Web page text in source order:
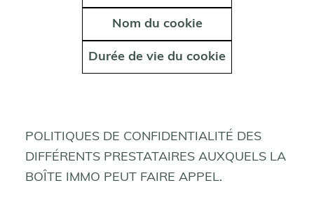
Nom du cookie
Durée de vie du cookie
POLITIQUES DE CONFIDENTIALITÉ DES
DIFFÉRENTS PRESTATAIRES AUXQUELS LA
BOÎTE IMMO PEUT FAIRE APPEL.